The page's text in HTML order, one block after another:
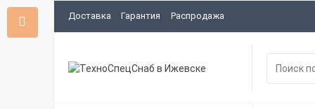
Доставка Гарантия Распродажа